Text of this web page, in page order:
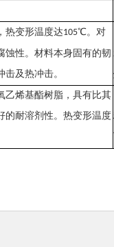
热变形温度达105℃。对
蚀性。材料本身固有的韧
及热冲击。
乙烯基酯树脂，具有比其
的耐溶剂性。热变形温度